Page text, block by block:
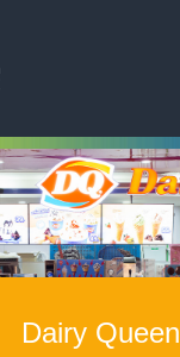
Dairy Queen